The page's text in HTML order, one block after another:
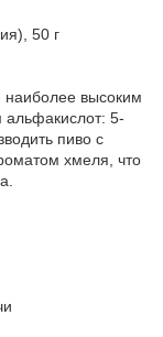
50 г
наиболее высоким
альфакислот: 5-
пиво с
хмеля, что